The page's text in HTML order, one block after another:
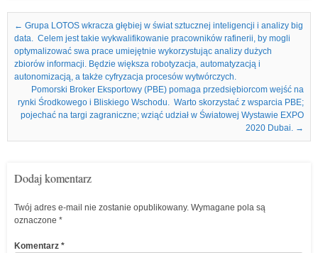
Nawigacja we wpisach
← Grupa LOTOS wkracza głębiej w świat sztucznej inteligencji i analizy big
data. Celem jest takie wykwalifikowanie pracowników rafinerii, by mogli
optymalizować swa prace umiejętnie wykorzystując analizy dużych
zbiorów informacji. Będzie większa robotyzacja, automatyzacją i
autonomizacją, a także cyfryzacja procesów wytwórczych.
Pomorski Broker Eksportowy (PBE) pomaga przedsiębiorcom wejść na
rynki Środkowego i Bliskiego Wschodu. Warto skorzystać z wsparcia PBE;
pojechać na targi zagraniczne; wziąć udział w Światowej Wystawie EXPO
2020 Dubai. →
Dodaj komentarz
Twój adres e-mail nie zostanie opublikowany. Wymagane pola są
oznaczone *
Komentarz *